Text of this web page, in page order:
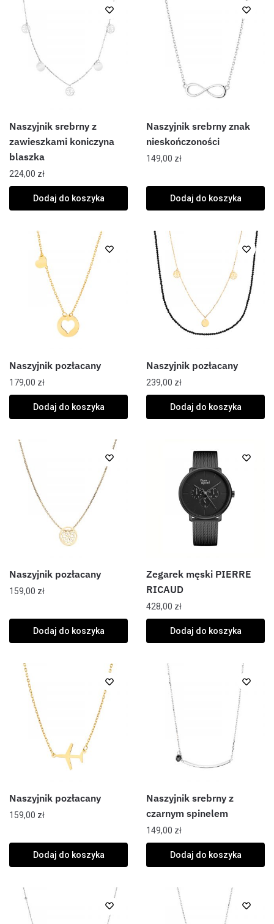
Naszyjnik srebrny z
zawieszkami koniczyna
blaszka
224,00 zł
Dodaj do koszyka
Naszyjnik srebrny znak
nieskończoności
149,00 zł
Dodaj do koszyka
Naszyjnik pozłacany
179,00 zł
Dodaj do koszyka
Naszyjnik pozłacany
239,00 zł
Dodaj do koszyka
Naszyjnik pozłacany
159,00 zł
Dodaj do koszyka
Zegarek męski PIERRE
RICAUD
428,00 zł
Dodaj do koszyka
Naszyjnik pozłacany
159,00 zł
Dodaj do koszyka
Naszyjnik srebrny z
czarnym spinelem
149,00 zł
Dodaj do koszyka